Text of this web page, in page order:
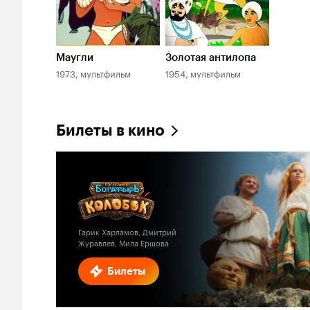
Маугли
1973, мультфильм
Золотая антилопа
1954, мультфильм
Билеты в кино
Билеты
Гарик Харламов, Дмитрий
Журавлев, Мила Ершова